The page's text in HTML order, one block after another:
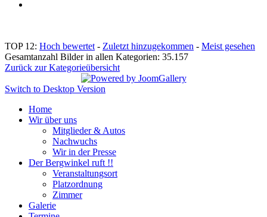
TOP 12: Hoch bewertet - Zuletzt hinzugekommen - Meist gesehen
Gesamtanzahl Bilder in allen Kategorien: 35.157
Zurück zur Kategorieübersicht
Switch to Desktop Version
Home
Wir über uns
Mitglieder & Autos
Nachwuchs
Wir in der Presse
Der Bergwinkel ruft !!
Veranstaltungsort
Platzordnung
Zimmer
Galerie